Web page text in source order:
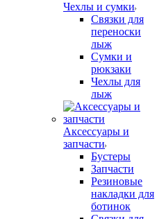
Чехлы и сумки
Связки для
переноски
лыж
Сумки и
рюкзаки
Чехлы для
лыж
Аксессуары и
запчасти
Бустеры
Запчасти
Резиновые
накладки для
ботинок